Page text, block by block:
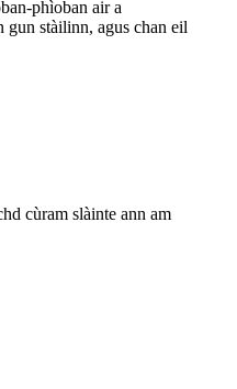
phìoban air a
gun stàilinn, agus chan eil
cùram slàinte ann am